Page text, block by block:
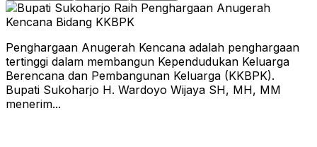
Penghargaan Anugerah Kencana adalah penghargaan
tertinggi dalam membangun Kependudukan Keluarga
Berencana dan Pembangunan Keluarga (KKBPK).
Bupati Sukoharjo H. Wardoyo Wijaya SH, MH, MM
menerim...